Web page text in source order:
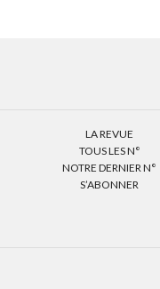
LA REVUE
TOUS LES N°
NOTRE DERNIER N°
S’ABONNER